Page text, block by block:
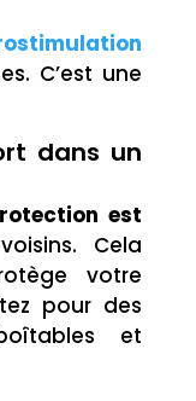
C’est une
dans un
est
Cela
votre
pour des
et